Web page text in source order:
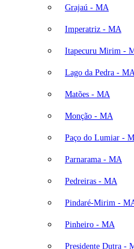
Grajaú - MA
Imperatriz - MA
Itapecuru Mirim -
Lago da Pedra -
Matões - MA
Monção - MA
Paço do Lumiar -
Parnarama - MA
Pedreiras - MA
Pindaré-Mirim -
Pinheiro - MA
Presidente Dutra -